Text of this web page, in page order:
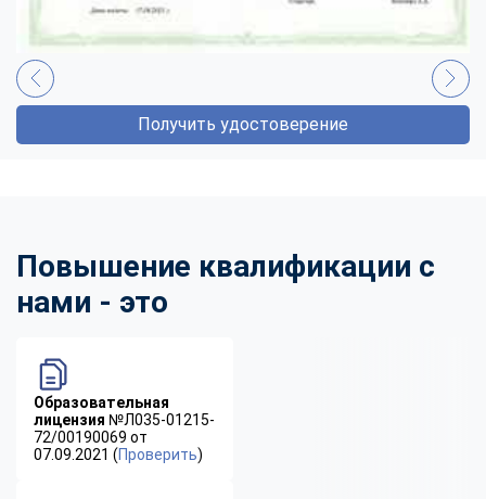
Получить удостоверение
Повышение квалификации с
нами - это
Образовательная
лицензия №Л035-01215-
72/00190069 от
07.09.2021 (Проверить)